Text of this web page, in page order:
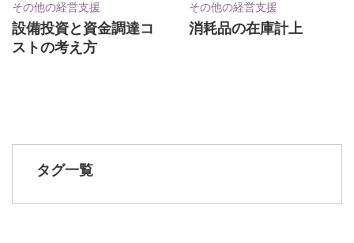
その他の経営支援
設備投資と資金調達コ
ストの考え方
その他の経営支援
消耗品の在庫計上
タグ一覧